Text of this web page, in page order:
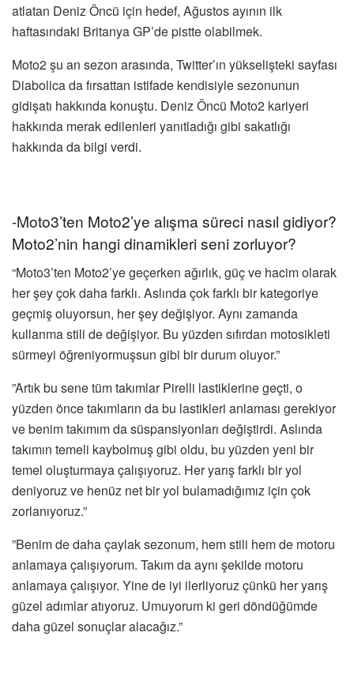
atlatan Deniz Öncü için hedef, Ağustos ayının ilk
haftasındaki Britanya GP’de pistte olabilmek.
Moto2 şu an sezon arasında, Twitter’ın yükselişteki sayfası
Diabolica da fırsattan istifade kendisiyle sezonunun
gidişatı hakkında konuştu. Deniz Öncü Moto2 kariyeri
hakkında merak edilenleri yanıtladığı gibi sakatlığı
hakkında da bilgi verdi.
-Moto3’ten Moto2’ye alışma süreci nasıl gidiyor?
Moto2’nin hangi dinamikleri seni zorluyor?
“Moto3’ten Moto2’ye geçerken ağırlık, güç ve hacim olarak
her şey çok daha farklı. Aslında çok farklı bir kategoriye
geçmiş oluyorsun, her şey değişiyor. Aynı zamanda
kullanma stili de değişiyor. Bu yüzden sıfırdan motosikleti
sürmeyi öğreniyormuşsun gibi bir durum oluyor.”
”Artık bu sene tüm takımlar Pirelli lastiklerine geçti, o
yüzden önce takımların da bu lastikleri anlaması gerekiyor
ve benim takımım da süspansiyonları değiştirdi. Aslında
takımın temeli kaybolmuş gibi oldu, bu yüzden yeni bir
temel oluşturmaya çalışıyoruz. Her yarış farklı bir yol
deniyoruz ve henüz net bir yol bulamadığımız için çok
zorlanıyoruz.”
”Benim de daha çaylak sezonum, hem stili hem de motoru
anlamaya çalışıyorum. Takım da aynı şekilde motoru
anlamaya çalışıyor. Yine de iyi ilerliyoruz çünkü her yarış
güzel adımlar atıyoruz. Umuyorum ki geri döndüğümde
daha güzel sonuçlar alacağız.”